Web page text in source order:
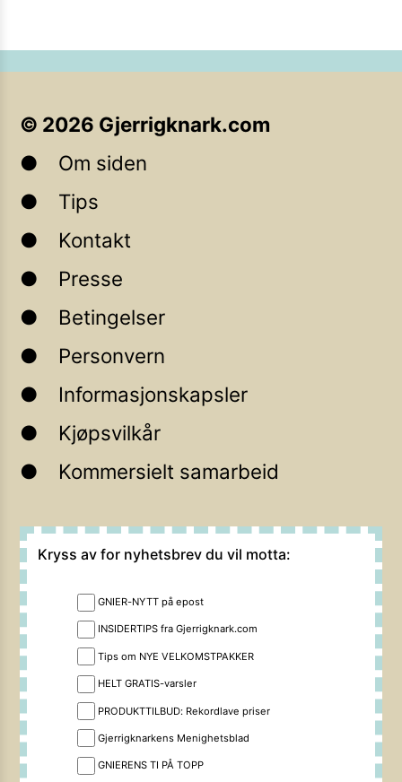
© 2026 Gjerrigknark.com
Om siden
Tips
Kontakt
Presse
Betingelser
Personvern
Informasjonskapsler
Kjøpsvilkår
Kommersielt samarbeid
Kryss av for nyhetsbrev du vil motta:
GNIER-NYTT på epost
INSIDERTIPS fra Gjerrigknark.com
Tips om NYE VELKOMSTPAKKER
HELT GRATIS-varsler
PRODUKTTILBUD: Rekordlave priser
Gjerrigknarkens Menighetsblad
GNIERENS TI PÅ TOPP